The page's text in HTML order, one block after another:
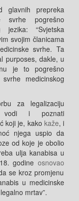
prepreka
svrhe pogrešno
“Svjetska
svojim članicama
svrhe. Ta
purposes, dakle, u
je to pogrešno
svrhe medicinskog
za legalizaciju
vodi i poznati
koji je, kako kaže, i
njega uspio da
od koje je obolio
ulja kanabisa u
godine osnovao
se kroz promjenu
u medicinske
mrtav”.